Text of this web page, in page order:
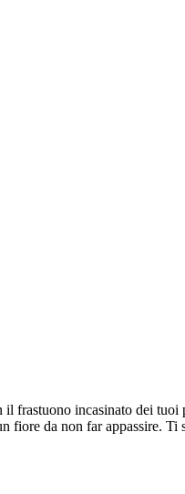
frastuono incasinato dei tuoi
fiore da non far appassire.